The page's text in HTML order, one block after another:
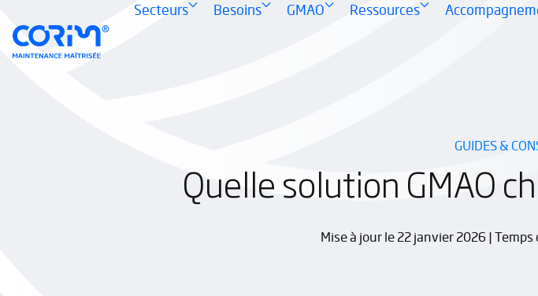
Secteurs— Ouvre le sous-menu Secteurs
Besoins— Ouvre le sous-menu Besoins
GMAO— Ouvre le sous-menu GMAO
Ressources— Ouvre le sous-menu
GUIDES &
Quelle solution GMAO
Mise à jour le 22 janvier 2026 |